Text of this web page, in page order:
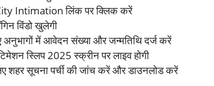
Intimation लिंक पर क्लिक करें
विंडो खुलेगी
अनुभागों में आवेदन संख्या और जन्मतिथि दर्ज करें
स्लिप 2025 स्क्रीन पर लाइव होगी
शहर सूचना पर्ची की जांच करें और डाउनलोड करें